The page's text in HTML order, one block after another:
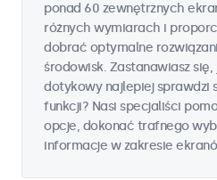
ponad 60 zewnętrznych
różnych wymiarach i
dobrać optymalne
środowisk. Zastanawiasz
dotykowy najlepiej sprawdzi
funkcji? Nasi specjaliści
opcje, dokonać trafnego
informacje w zakresie